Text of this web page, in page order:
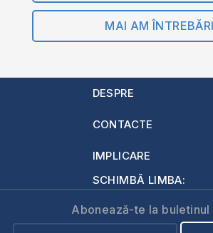
MAI AM ÎNTREBĂRI
DESPRE
CONTACTE
IMPLICARE
SCHIMBĂ LIMBA:
Abonează-te la